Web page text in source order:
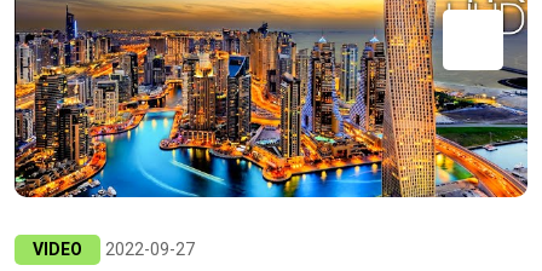
VIDEO 2022-09-27